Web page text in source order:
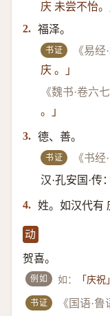
庆 未尝不怡。
2. 福泽。
书证 《易经
庆 。」
《魏书·卷六
。」
3. 德、善。
书证 《书经
汉·孔安国·传：
4. 姓。如汉代有
动
贺喜。
例如 如： 「庆祝」
书证 《国语·鲁